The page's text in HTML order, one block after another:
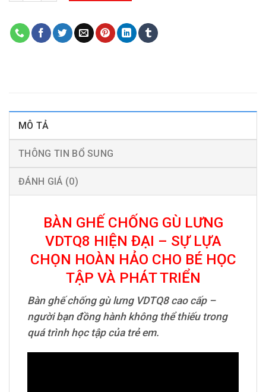
MÔ TẢ
THÔNG TIN BỔ SUNG
ĐÁNH GIÁ (0)
BÀN GHẾ CHỐNG GÙ LƯNG
VDTQ8 HIỆN ĐẠI – SỰ LỰA
CHỌN HOÀN HẢO CHO BÉ HỌC
TẬP VÀ PHÁT TRIỂN
Bàn ghế chống gù lưng VDTQ8 cao cấp –
người bạn đồng hành không thể thiếu trong
quá trình học tập của trẻ em.